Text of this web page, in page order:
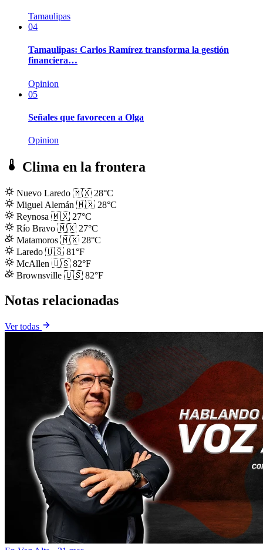
Tamaulipas
04
Tamaulipas: Carlos Ramírez transforma la gestión
financiera…
Opinion
05
Señales que favorecen a Olga
Opinion
Clima en la frontera
Nuevo Laredo 🇲🇽 28°C
Miguel Alemán 🇲🇽 28°C
Reynosa 🇲🇽 27°C
Río Bravo 🇲🇽 27°C
Matamoros 🇲🇽 28°C
Laredo 🇺🇸 81°F
McAllen 🇺🇸 82°F
Brownsville 🇺🇸 82°F
Notas relacionadas
Ver todas